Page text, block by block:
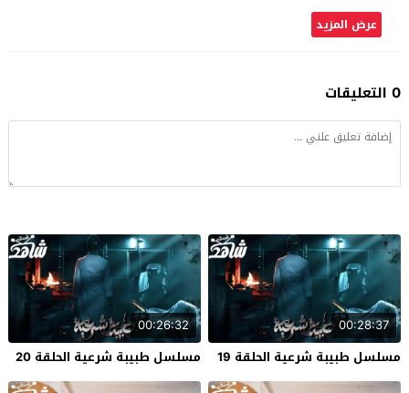
عرض المزيد
0 التعليقات
00:28:37
مسلسل طبيبة شرعية الحلقة 19
00:26:32
مسلسل طبيبة شرعية الحلقة 20